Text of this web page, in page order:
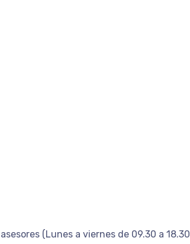
(Lunes a viernes de 09.30 a